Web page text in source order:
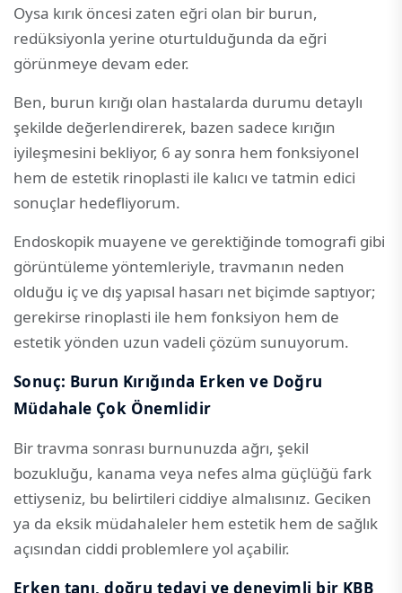
Oysa kırık öncesi zaten eğri olan bir burun,
redüksiyonla yerine oturtulduğunda da eğri
görünmeye devam eder.
Ben, burun kırığı olan hastalarda durumu detaylı
şekilde değerlendirerek, bazen sadece kırığın
iyileşmesini bekliyor, 6 ay sonra hem fonksiyonel
hem de estetik rinoplasti ile kalıcı ve tatmin edici
sonuçlar hedefliyorum.
Endoskopik muayene ve gerektiğinde tomografi gibi
görüntüleme yöntemleriyle, travmanın neden
olduğu iç ve dış yapısal hasarı net biçimde saptıyor;
gerekirse rinoplasti ile hem fonksiyon hem de
estetik yönden uzun vadeli çözüm sunuyorum.
Sonuç: Burun Kırığında Erken ve Doğru
Müdahale Çok Önemlidir
Bir travma sonrası burnunuzda ağrı, şekil
bozukluğu, kanama veya nefes alma güçlüğü fark
ettiyseniz, bu belirtileri ciddiye almalısınız. Geciken
ya da eksik müdahaleler hem estetik hem de sağlık
açısından ciddi problemlere yol açabilir.
Erken tanı, doğru tedavi ve deneyimli bir KBB